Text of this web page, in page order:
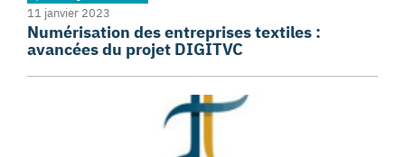
11 janvier 2023
Numérisation des entreprises textiles :
avancées du projet DIGITVC